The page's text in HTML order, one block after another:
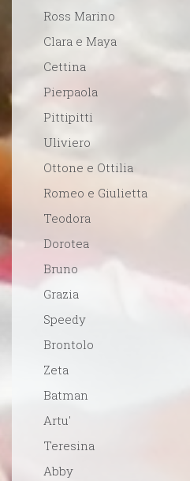
Ross Marino
Clara e Maya
Cettina
Pierpaola
Pittipitti
Uliviero
Ottone e Ottilia
Romeo e Giulietta
Teodora
Dorotea
Bruno
Grazia
Speedy
Brontolo
Zeta
Batman
Artu'
Teresina
Abby